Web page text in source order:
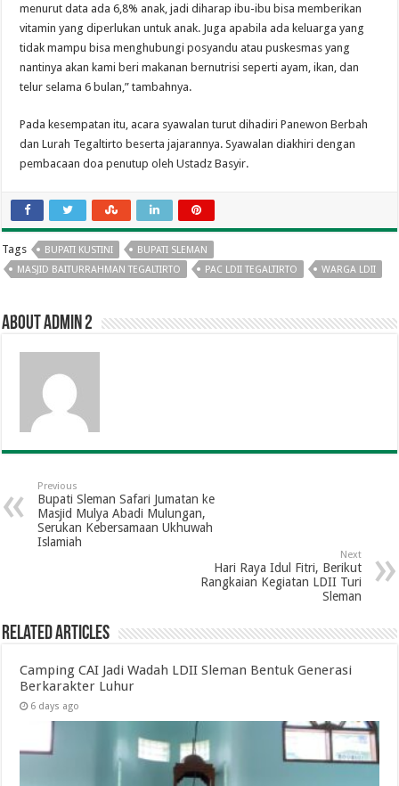
menurut data ada 6,8% anak, jadi diharap ibu-ibu bisa memberikan
vitamin yang diperlukan untuk anak. Juga apabila ada keluarga yang
tidak mampu bisa menghubungi posyandu atau puskesmas yang
nantinya akan kami beri makanan bernutrisi seperti ayam, ikan, dan
telur selama 6 bulan,” tambahnya.
Pada kesempatan itu, acara syawalan turut dihadiri Panewon Berbah
dan Lurah Tegaltirto beserta jajarannya. Syawalan diakhiri dengan
pembacaan doa penutup oleh Ustadz Basyir.
Tags BUPATI KUSTINI
BUPATI SLEMAN
MASJID BAITURRAHMAN TEGALTIRTO
PAC LDII TEGALTIRTO WARGA LDII
About admin 2
Previous
Bupati Sleman Safari Jumatan ke
Masjid Mulya Abadi Mulungan,
Serukan Kebersamaan Ukhuwah
Islamiah
Next
Hari Raya Idul Fitri, Berikut
Rangkaian Kegiatan LDII Turi
Sleman
Related Articles
Camping CAI Jadi Wadah LDII Sleman Bentuk Generasi
Berkarakter Luhur
6 days ago